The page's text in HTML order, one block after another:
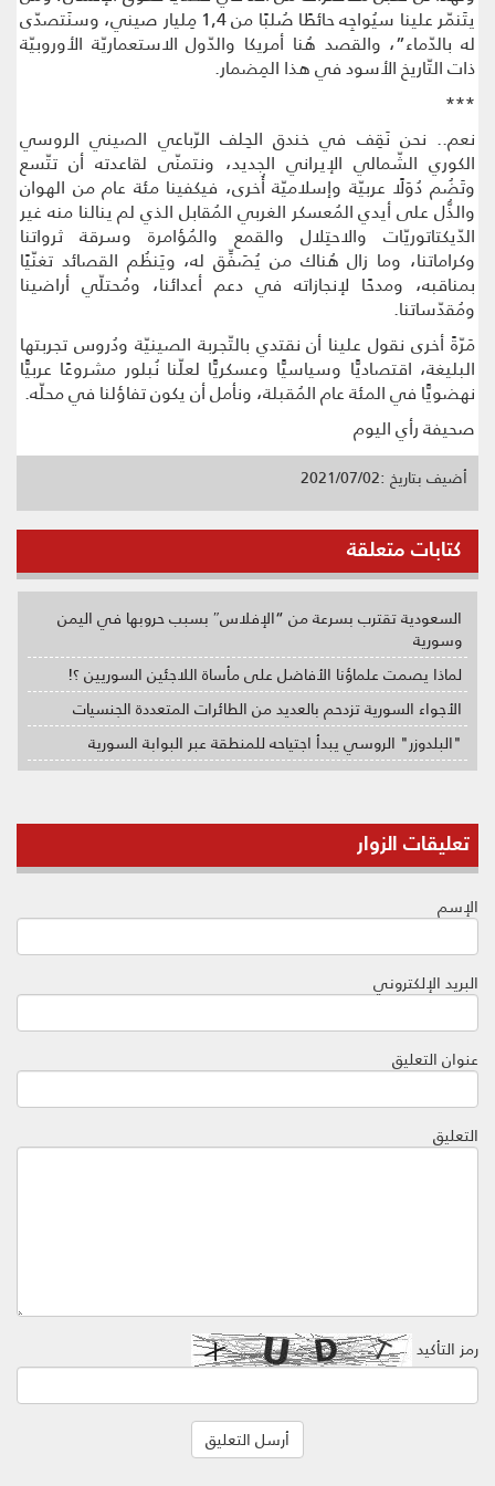
يتَنمّر علينا سيُواجِه حائطًا صُلبًا من 1,4 مِليار صيني، وسنَتصدّى
له بالدّماء”، والقصد هُنا أمريكا والدّول الاستعماريّة الأوروبيّة
ذات التّاريخ الأسود في هذا المِضمار.
***
نعم.. نحن نَقِف في خندق الحِلف الرّباعي الصيني الروسي
الكوري الشّمالي الإيراني الجديد، ونتمنّى لقاعدته أن تتّسع
وتَضُم دُوَلًا عربيّة وإسلاميّة أُخرى، فيكفينا مئة عام من الهوان
والذُّل على أيدي المُعسكر الغربي المُقابل الذي لم ينالنا منه غير
الدّيكتاتوريّات والاحتِلال والقمع والمُؤامرة وسرقة ثرواتنا
وكراماتنا، وما زال هُناك من يُصَفِّق له، ويَنظُم القصائد تغنّيًا
بمناقبه، ومدحًا لإنجازاته في دعم أعدائنا، ومُحتلّي أراضينا
ومُقدّساتنا.
مَرّةً أخرى نقول علينا أن نقتدي بالتّجربة الصينيّة ودُروس تجربتها
البليغة، اقتصاديًّا وسياسيًّا وعسكريًّا لعلّنا نُبلور مشروعًا عربيًّا
نهضويًّا في المئة عام المُقبلة، ونأمل أن يكون تفاؤلنا في محلّه.
صحيفة رأي اليوم
أضيف بتاريخ :2021/07/02
كتابات متعلقة
السعودية تقترب بسرعة من “الإفلاس″ بسبب حروبها في اليمن
وسورية
لماذا يصمت علماؤنا الأفاضل على مأساة اللاجئين السوريين ؟!
الأجواء السورية تزدحم بالعديد من الطائرات المتعددة الجنسيات
"البلدوزر" الروسي يبدأ اجتياحه للمنطقة عبر البوابة السورية
تعليقات الزوار
الإسم
البريد الإلكتروني
عنوان التعليق
التعليق
رمز التأكيد